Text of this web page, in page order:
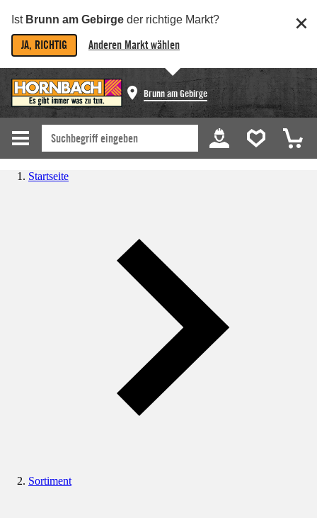
Ist Brunn am Gebirge der richtige Markt?
JA, RICHTIG Anderen Markt wählen
Brunn am Gebirge
Startseite
Sortiment